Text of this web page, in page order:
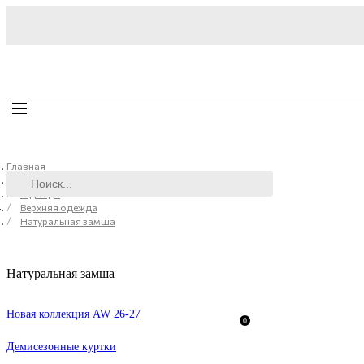
0
Главная
Каталог
Верхняя одежда
Натуральная замша
Натуральная замша
Новая коллекция AW 26-27
Демисезонные куртки